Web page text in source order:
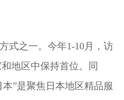
式之一。今年1-10月，访
地区中保持首位。同
”是聚焦日本地区精品服